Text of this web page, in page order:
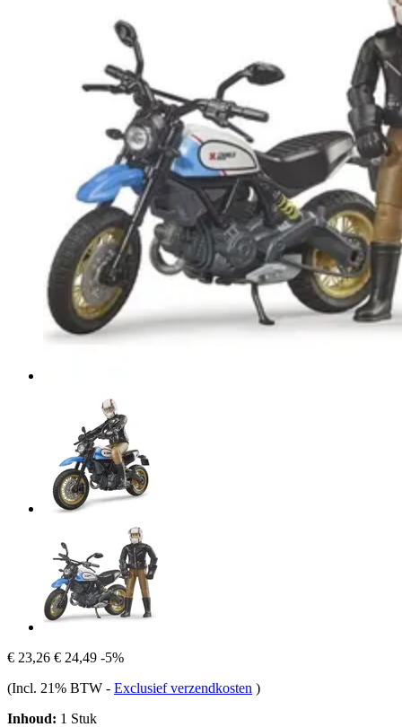
€ 23,26 € 24,49 -5%
(Incl. 21% BTW - Exclusief verzendkosten )
Inhoud: 1 Stuk